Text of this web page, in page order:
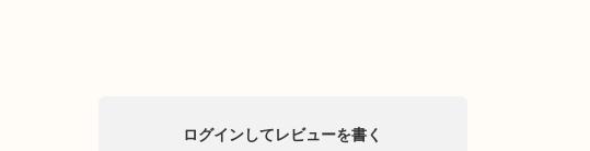
ログインしてレビューを書く